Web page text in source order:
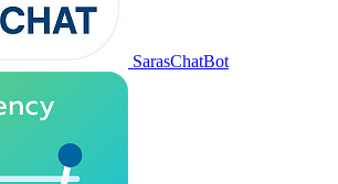
SarasChatBot